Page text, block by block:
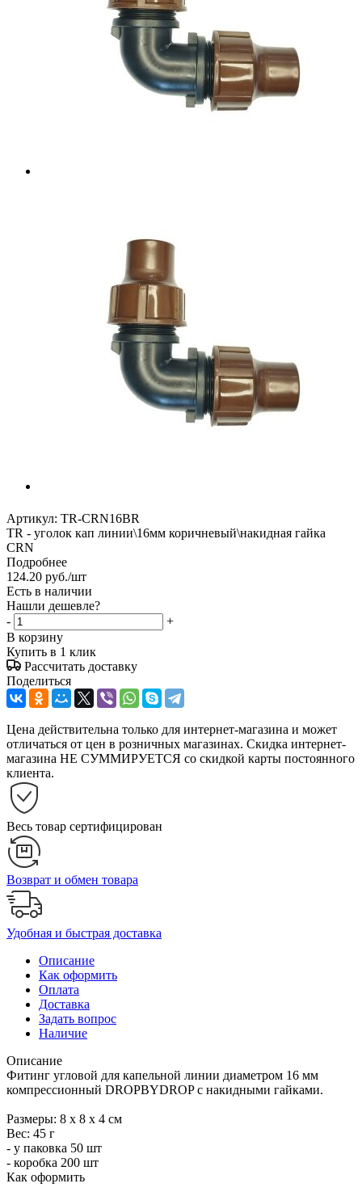
Артикул: TR-CRN16BR
TR - уголок кап линии\16мм коричневый\накидная гайка
CRN
Подробнее
124.20 руб./шт
Есть в наличии
Нашли дешевле?
-
+
В корзину
Купить в 1 клик
Рассчитать доставку
Поделиться
Цена действительна только для интернет-магазина и может
отличаться от цен в розничных магазинах. Скидка интернет-
магазина НЕ СУММИРУЕТСЯ со скидкой карты постоянного
клиента.
Весь товар сертифицирован
Возврат и обмен товара
Удобная и быстрая доставка
Описание
Как оформить
Оплата
Доставка
Задать вопрос
Наличие
Описание
Фитинг угловой для капельной линии диаметром 16 мм
компрессионный DROPBYDROP с накидными гайками.
Размеры: 8 х 8 х 4 см
Вес: 45 г
- у паковка 50 шт
- коробка 200 шт
Как оформить